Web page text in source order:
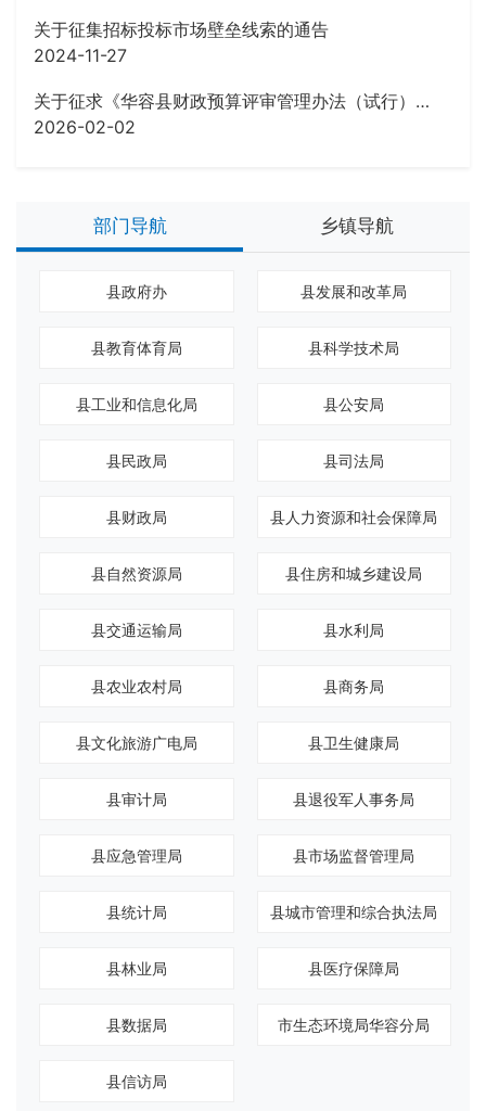
关于征集招标投标市场壁垒线索的通告
2024-11-27
关于征求《华容县财政预算评审管理办法（试行）》 (征求意见稿)意见的公告
2026-02-02
部门导航 乡镇导航
县政府办 县发展和改革局
县教育体育局 县科学技术局
县工业和信息化局 县公安局
县民政局 县司法局
县财政局 县人力资源和社会保障局
县自然资源局 县住房和城乡建设局
县交通运输局 县水利局
县农业农村局 县商务局
县文化旅游广电局 县卫生健康局
县审计局 县退役军人事务局
县应急管理局 县市场监督管理局
县统计局 县城市管理和综合执法局
县林业局 县医疗保障局
县数据局 市生态环境局华容分局
县信访局